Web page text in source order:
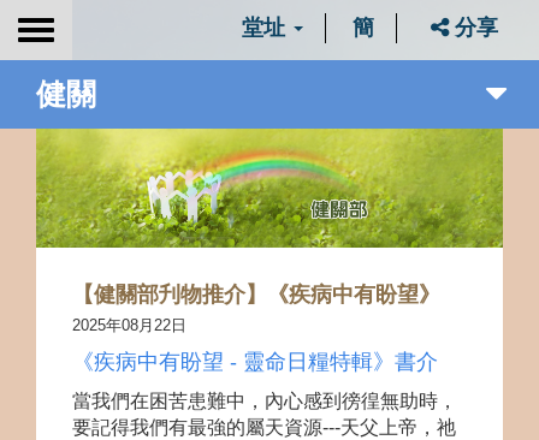
Toggle
堂址 簡 分享
健關
【健關部刋物推介】《疾病中有盼望》
2025年08月22日
《疾病中有盼望 - 靈命日糧特輯》書介
當我們在困苦患難中，內心感到徬徨無助時，
要記得我們有最強的屬天資源---天父上帝，祂